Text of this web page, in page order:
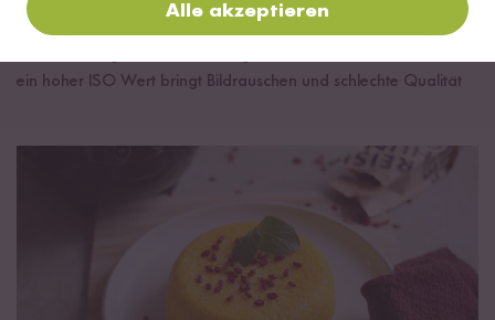
Der ISO Wert
ein hoher ISO Wert bringt Bildrauschen und schlechte Qualität
Alle akzeptieren